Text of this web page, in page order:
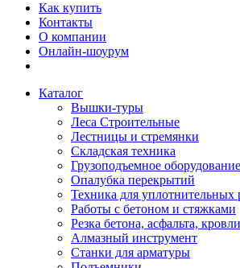
Как купить
Контакты
О компании
Онлайн-шоурум
Каталог
Вышки-туры
Леса Строительные
Лестницы и стремянки
Складская техника
Грузоподъемное оборудование
Опалубка перекрытий
Техника для уплотнительных
Работы с бетоном и стяжками
Резка бетона, асфальта, кровли
Алмазный инструмент
Станки для арматуры